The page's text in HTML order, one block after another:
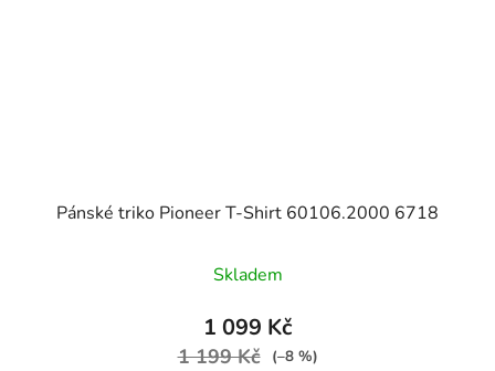
Pánské triko Pioneer T-Shirt 60106.2000 6718
Skladem
1 099 Kč
1 199 Kč (–8 %)